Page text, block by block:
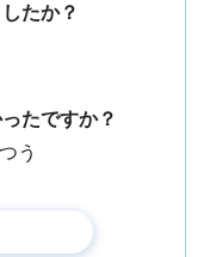
たか？
たですか？
う